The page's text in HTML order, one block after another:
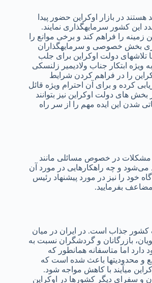
هستند در بازار اوکراین حضور پیدا
این کشور سرمایه­گذاری نمایند.
زمینه را فراهم کند و برخی موانع را
بخش خصوصی و سرمایه­گذاران
ما تلاش­های دولت اوکراین برای جلب
ابتکار جناب ولادیمیر زلنسکی
را در فراهم کردن شرایط
کرده و برای آن احترام ویژه قائل
بخش های دولت اوکراین نیز بتوانند
شدن این ایده مهم را از سر راه
مشکلات در خصوص مسائلی مانند
می‌شود و چه راهکارهایی در مورد آن
خود را نیز در مورد پیشنهاد رئیس
بفرمایید.
یک کشور جذاب است. در ایران در میان
بازرگانان و گردشگران نسبت به
دارد اما متاسفانه همانطور که
و محدودیت­ها باعث شده است که
می­آیند با کاهش مواجه شود.
و سفرای دیگر کشورها در اوکراین